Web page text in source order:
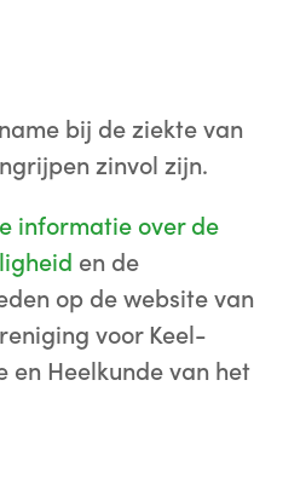
bij de ziekte van
zinvol zijn.
informatie over de
en de
op de website van
voor Keel-
en Heelkunde van het